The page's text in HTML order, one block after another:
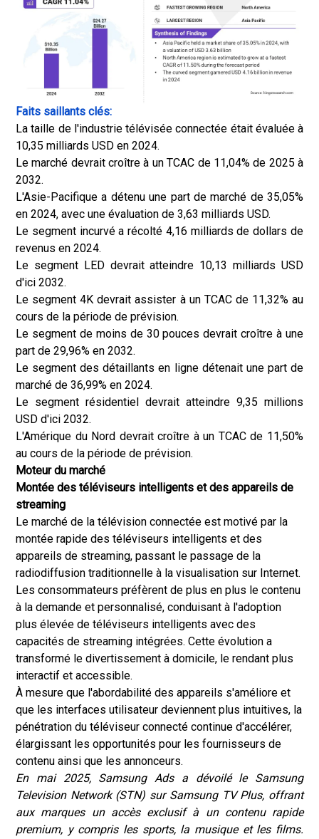
Faits saillants clés:
La taille de l'industrie télévisée connectée était évaluée à
10,35 milliards USD en 2024.
Le marché devrait croître à un TCAC de 11,04% de 2025 à
2032.
L'Asie-Pacifique a détenu une part de marché de 35,05%
en 2024, avec une évaluation de 3,63 milliards USD.
Le segment incurvé a récolté 4,16 milliards de dollars de
revenus en 2024.
Le segment LED devrait atteindre 10,13 milliards USD
d'ici 2032.
Le segment 4K devrait assister à un TCAC de 11,32% au
cours de la période de prévision.
Le segment de moins de 30 pouces devrait croître à une
part de 29,96% en 2032.
Le segment des détaillants en ligne détenait une part de
marché de 36,99% en 2024.
Le segment résidentiel devrait atteindre 9,35 millions
USD d'ici 2032.
L'Amérique du Nord devrait croître à un TCAC de 11,50%
au cours de la période de prévision.
Moteur du marché
Montée des téléviseurs intelligents et des appareils de
streaming
Le marché de la télévision connectée est motivé par la
montée rapide des téléviseurs intelligents et des
appareils de streaming, passant le passage de la
radiodiffusion traditionnelle à la visualisation sur Internet.
Les consommateurs préfèrent de plus en plus le contenu
à la demande et personnalisé, conduisant à l'adoption
plus élevée de téléviseurs intelligents avec des
capacités de streaming intégrées. Cette évolution a
transformé le divertissement à domicile, le rendant plus
interactif et accessible.
À mesure que l'abordabilité des appareils s'améliore et
que les interfaces utilisateur deviennent plus intuitives, la
pénétration du téléviseur connecté continue d'accélérer,
élargissant les opportunités pour les fournisseurs de
contenu ainsi que les annonceurs.
En mai 2025, Samsung Ads a dévoilé le Samsung
Television Network (STN) sur Samsung TV Plus, offrant
aux marques un accès exclusif à un contenu rapide
premium, y compris les sports, la musique et les films.